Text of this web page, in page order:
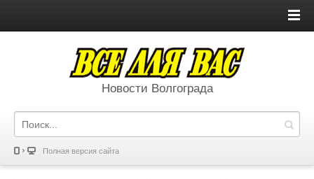
Новости Волгограда
Полная версия сайта